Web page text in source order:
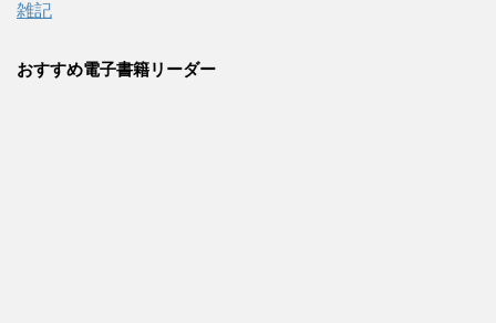
雑記
おすすめ電子書籍リーダー